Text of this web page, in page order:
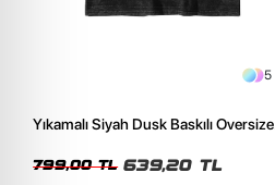
5
Yıkamalı Siyah Dusk Baskılı Oversize
799,00 TL 639,20 TL